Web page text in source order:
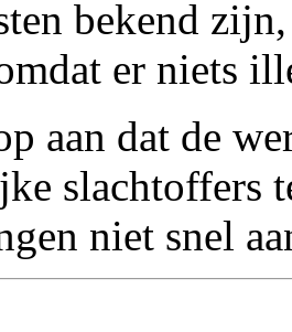
bekend
er niets
aan dat de
slachtoffers
niet snel